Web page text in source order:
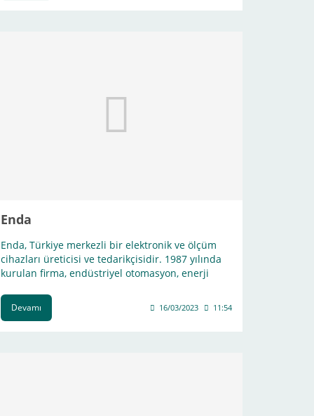
Enda
Enda, Türkiye merkezli bir elektronik ve ölçüm
cihazları üreticisi ve tedarikçisidir. 1987 yılında
kurulan firma, endüstriyel otomasyon, enerji
için çeşitli cihazlar ve sistemler sunar
Devamı 16/03/2023 11:54